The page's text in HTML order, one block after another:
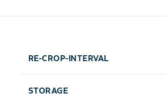
RE-CROP-INTERVAL
STORAGE